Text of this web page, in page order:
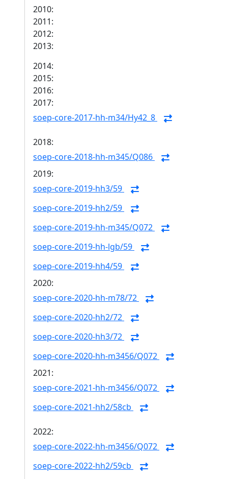
2010:
2011:
2012:
2013:
2014:
2015:
2016:
2017:
soep-core-2017-hh-m34/Hy42_8
2018:
soep-core-2018-hh-m345/Q086
2019:
soep-core-2019-hh3/59
soep-core-2019-hh2/59
soep-core-2019-hh-m345/Q072
soep-core-2019-hh-lgb/59
soep-core-2019-hh4/59
2020:
soep-core-2020-hh-m78/72
soep-core-2020-hh2/72
soep-core-2020-hh3/72
soep-core-2020-hh-m3456/Q072
2021:
soep-core-2021-hh-m3456/Q072
soep-core-2021-hh2/58cb
2022:
soep-core-2022-hh-m3456/Q072
soep-core-2022-hh2/59cb